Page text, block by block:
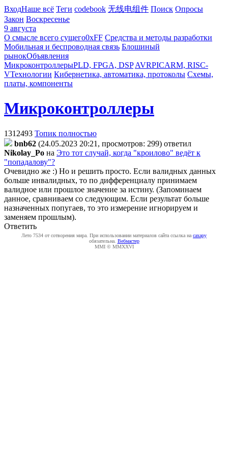
ВходНаше всё Теги codebook 无线电组件 Поиск Опросы
Закон Воскресенье
9 августа
О смысле всего сущего0xFF Средства и методы разработки
Мобильная и беспроводная связь Блошиный
рынокОбъявления
МикроконтроллерыPLD, FPGA, DSP AVRPICARM, RISC-
VТехнологии Кибернетика, автоматика, протоколы Схемы,
платы, компоненты
Микроконтроллеры
1312493 Топик полностью
bnb62 (24.05.2023 20:21, просмотров: 299) ответил
Nikolay_Po на Это тот случай, когда "кроилово" ведёт к
"попадалову"?
Очевидно же :) Но и решить просто. Если валидных данных
больше инвалидных, то по дифференциалу принимаем
валидное или прошлое значение за истину. (Запоминаем
данное, сравниваем со следующим. Если результат больше
назначенных попугаев, то это измерение игнорируем и
заменяем прошлым).
Ответить
Лето 7534 от сотворения мира. При использовании материалов сайта ссылка на caxapу
обязательна. Вебмастер
MMI © MMXXVI